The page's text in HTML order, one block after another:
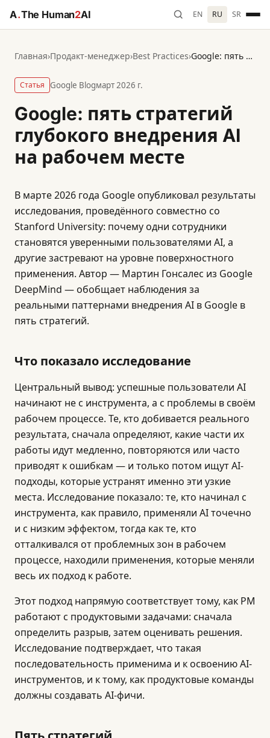
A.The Human2AI EN RU SR
Главная›Продакт-менеджер›Best Practices› Google: пять стратегий глубокого внедрения AI на рабочем месте
Статья Google Blogмарт 2026 г.
Google: пять стратегий
глубокого внедрения AI
на рабочем месте
В марте 2026 года Google опубликовал результаты
исследования, проведённого совместно со
Stanford University: почему одни сотрудники
становятся уверенными пользователями AI, а
другие застревают на уровне поверхностного
применения. Автор — Мартин Гонсалес из Google
DeepMind — обобщает наблюдения за
реальными паттернами внедрения AI в Google в
пять стратегий.
Что показало исследование
Центральный вывод: успешные пользователи AI
начинают не с инструмента, а с проблемы в своём
рабочем процессе. Те, кто добивается реального
результата, сначала определяют, какие части их
работы идут медленно, повторяются или часто
приводят к ошибкам — и только потом ищут AI-
подходы, которые устранят именно эти узкие
места. Исследование показало: те, кто начинал с
инструмента, как правило, применяли AI точечно
и с низким эффектом, тогда как те, кто
отталкивался от проблемных зон в рабочем
процессе, находили применения, которые меняли
весь их подход к работе.
Этот подход напрямую соответствует тому, как PM
работают с продуктовыми задачами: сначала
определить разрыв, затем оценивать решения.
Исследование подтверждает, что такая
последовательность применима и к освоению AI-
инструментов, и к тому, как продуктовые команды
должны создавать AI-фичи.